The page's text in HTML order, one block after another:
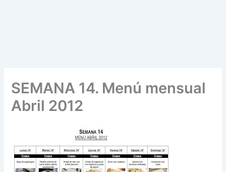
SEMANA 14. Menú mensual
Abril 2012